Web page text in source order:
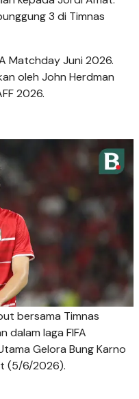
3 di Timnas
Matchday Juni 2026.
oleh John Herdman
2026.
bersama Timnas
dalam laga FIFA
Gelora Bung Karno
(5/6/2026).